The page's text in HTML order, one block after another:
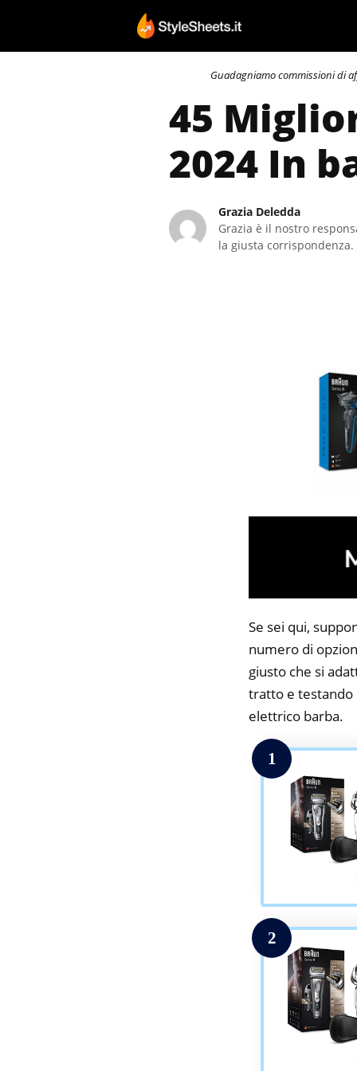
contenuto
Guadagniamo commissioni di
45
2024 In
Grazia Deledda
Grazia è il nostro
la giusta
Se sei qui,
numero di
giusto che si
tratto e testando
elettrico barba.
1
2